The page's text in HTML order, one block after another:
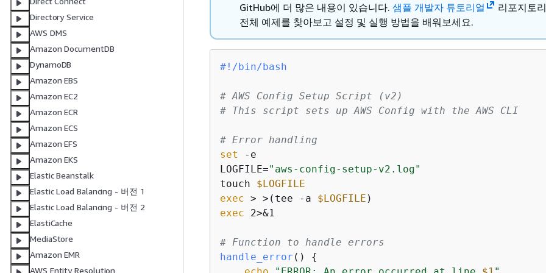
Directory Service
AWS DMS
Amazon DocumentDB
DynamoDB
Amazon EBS
Amazon EC2
Amazon ECR
Amazon ECS
Amazon EFS
Amazon EKS
Elastic Beanstalk
Elastic Load Balancing - 버전 1
Elastic Load Balancing - 버전 2
ElastiCache
MediaStore
Amazon EMR
AWS Entity Resolution
GitHub에 더 많은 내용이 있습니다. 샘플 개발자 튜토리얼
리포지토
전체 예제를 찾아보고 설정 및 실행 방법을 배워보세요.
#!/bin/bash
# AWS Config Setup Script (v2)
# This script sets up AWS Config with the AWS CLI
# Error handling
set -e
LOGFILE="aws-config-setup-v2.log"
touch $LOGFILE
exec > >(tee -a $LOGFILE
exec 2>&1
# Function to handle errors
handle_error () {